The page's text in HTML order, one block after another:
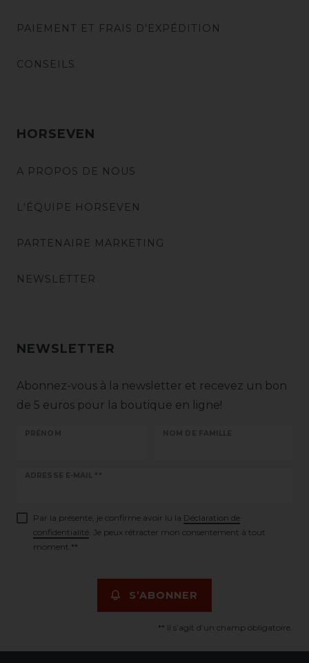
PAIEMENT ET FRAIS D'EXPÉDITION
CONSEILS
HORSEVEN
A PROPOS DE NOUS
L'ÉQUIPE HORSEVEN
PARTENAIRE MARKETING
NEWSLETTER
NEWSLETTER
Abonnez-vous à la newsletter et recevez un bon
de 5 euros pour la boutique en ligne!
PRÉNOM NOM DE FAMILLE
ADRESSE E-MAIL **
Ceres::Template.newsletterHoneypotLabel
Par la présente, je confirme avoir lu la Déclaration de
confidentialité . Je peux rétracter mon consentement à tout
moment.**
S’ABONNER
** Il s’agit d’un champ obligatoire.